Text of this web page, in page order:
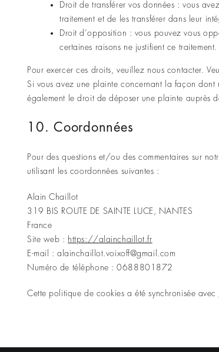
Droit de transférer vos données : vous
traitement et de les transférer dans leur
Droit d’opposition : vous pouvez vous
certaines raisons ne justifient ce traitement.
Pour exercer ces droits, veuillez nous contacter.
Si vous avez une plainte concernant la façon dont
également le droit de déposer une plainte auprès
10. Coordonnées
Pour des questions et/ou des commentaires sur
utilisant les coordonnées suivantes :
Alain Chaillot
319 BIS ROUTE DE SAINTE LUCE, NANTES
France
Site web : https://alainchaillot.fr
E-mail :alainchaillot.voixoff@gmail.com
Numéro de téléphone : 0688801872
Cette politique de cookies a été synchronisée avec